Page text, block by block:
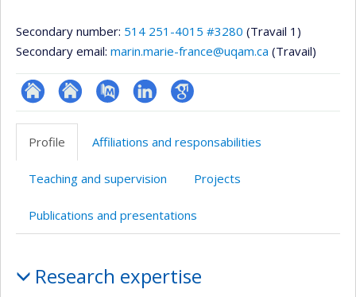
Secondary number: 514 251-4015 #3280 (Travail 1)
Secondary email: marin.marie-france@uqam.ca (Travail)
ResearchGate
Site
l’unité
recherche
PubMedLinkedInGoogle
Profile Affiliations and responsabilities
Teaching and supervision Projects
Publications and presentations
Research expertise